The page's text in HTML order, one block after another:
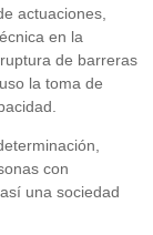
actuaciones,
en la
de barreras
la toma de
con
una sociedad